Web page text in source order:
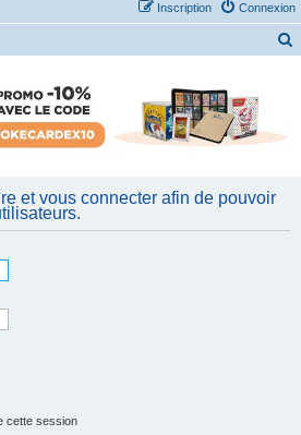
Connexion
Inscription
et vous connecter afin de pouvoir
cette session